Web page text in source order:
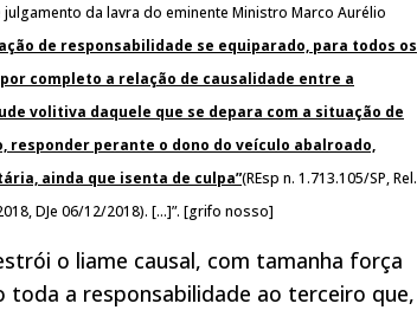
da lavra do eminente Ministro Marco Aurélio
de responsabilidade se equiparado, para todos os
completo a relação de causalidade entre a
volitiva daquele que se depara com a situação de
responder perante o dono do veículo abalroado,
ainda que isenta de culpa”(REsp n. 1.713.105/SP, Rel.
DJe 06/12/2018). […]”. [grifo nosso]
o liame causal, com tamanha força
toda a responsabilidade ao terceiro que,